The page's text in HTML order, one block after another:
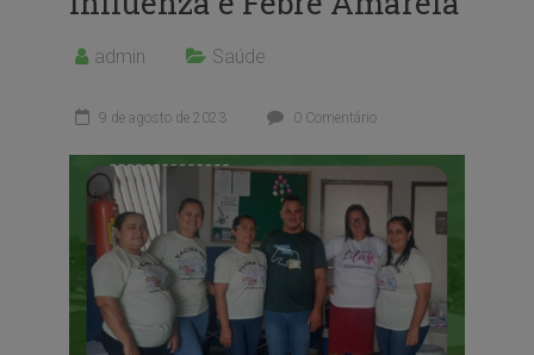
admin Saúde
9 de agosto de 2023 0 Comentário